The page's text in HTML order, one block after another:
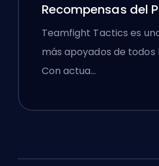
Recompensas del
Set 13
Teamfight Tactics es
más apoyados de todos
Con actua…